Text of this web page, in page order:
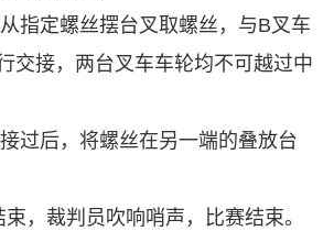
从指定螺丝摆台叉取螺丝，与B叉车
交接，两台叉车车轮均不可越过中
接过后，将螺丝在另一端的叠放台
束，裁判员吹响哨声，比赛结束。